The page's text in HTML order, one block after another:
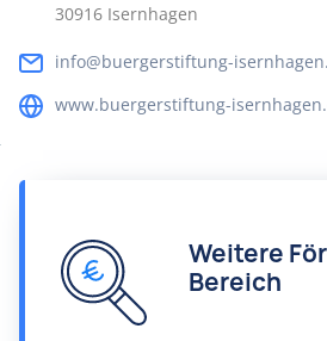
30916 Isernhagen
info@buergerstiftung-
www.buergerstiftung-
Weitere
Bereich